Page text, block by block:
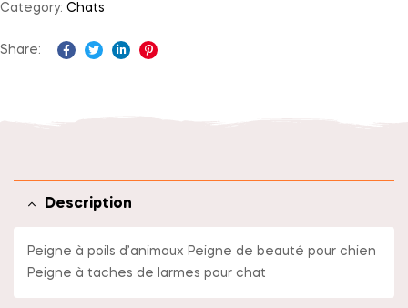
Category: Chats
Share:
Description
Peigne à poils d’animaux Peigne de beauté pour chien
Peigne à taches de larmes pour chat